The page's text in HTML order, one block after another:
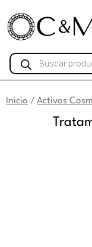
contenido
Búsqueda
de
productos
Inicio / Activos